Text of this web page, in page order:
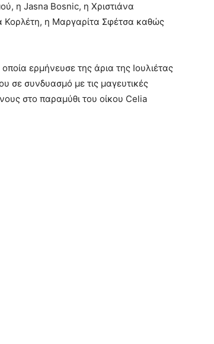
η Jasna Bosnic, η Χριστιάνα
Κορλέτη, η Μαργαρίτα Σφέτσα καθώς
ερμήνευσε της άρια της Ιουλιέτας
σε συνδυασμό με τις μαγευτικές
στο παραμύθι του οίκου Celia